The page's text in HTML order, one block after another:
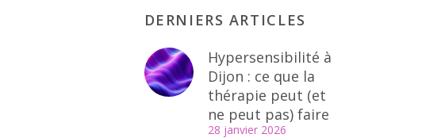
DERNIERS ARTICLES
Hypersensibilité à
Dijon : ce que la
thérapie peut (et
ne peut pas) faire
28 janvier 2026